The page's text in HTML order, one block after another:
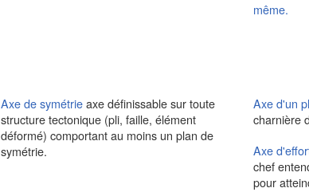
même.
Axe de symétrieaxe définissable sur toute
structure tectonique (pli, faille, élément
déformé) comportant au moins un plan de
symétrie.
Axe d'un
charnière
Axe
chef
pour